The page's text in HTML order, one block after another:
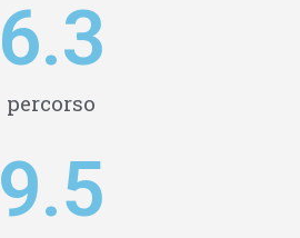
6.3
percorso
9.5